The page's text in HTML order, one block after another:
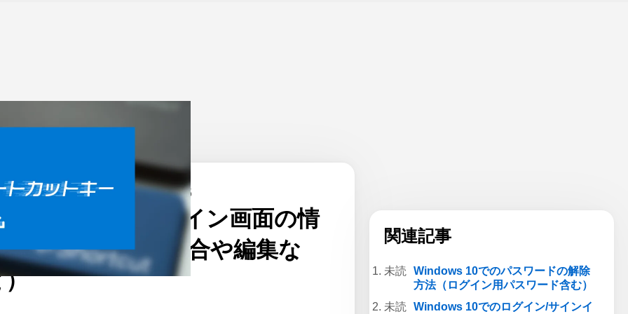
ム > Windows 公開日： 2020/06/15
10のログイン画面の情
まとめ（出ない場合や編集な
）
関連記事
Windows 10でのパスワードの解除
方法（ログイン用パスワード含む）
Windows 10でのログイン/サインイ